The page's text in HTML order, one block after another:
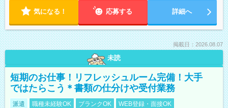
気になる！ 応募する 詳細へ
掲載日：2026.08.07
未読
短期のお仕事！リフレッシュルーム完備！大手
ではたらこう＊書類の仕分けや受付業務
派遣 職種未経験OK ブランクOK WEB登録・面接OK